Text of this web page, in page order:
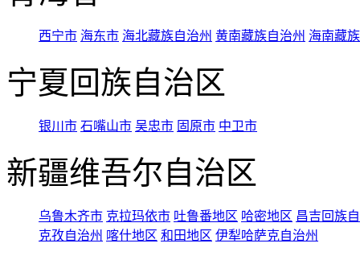
西宁市 海东市 海北藏族自治州 黄南藏族自治州 海南藏
宁夏回族自治区
银川市 石嘴山市 吴忠市 固原市 中卫市
新疆维吾尔自治区
乌鲁木齐市 克拉玛依市 吐鲁番地区 哈密地区 昌吉回族
克孜自治州 喀什地区 和田地区 伊犁哈萨克自治州